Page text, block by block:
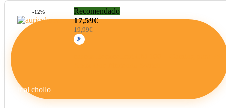
Recomendado
-12%
17,59€
19,99€
Ir al chollo